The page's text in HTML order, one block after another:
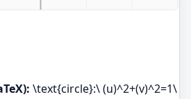
\text{circle}:\ (u)^2+(v)^2=1\